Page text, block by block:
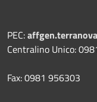
PEC:
Centralino Unico:
Fax: 0981 956303